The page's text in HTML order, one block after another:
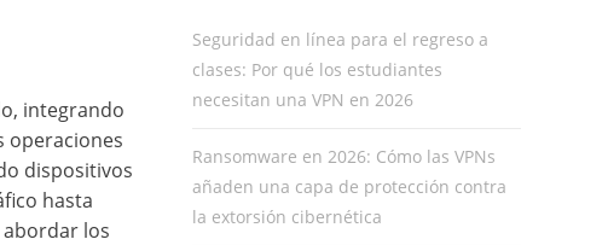
integrando
operaciones
dispositivos
hasta
los
Seguridad en línea para el regreso a
clases: Por qué los estudiantes
necesitan una VPN en 2026
Ransomware en 2026: Cómo las VPNs
añaden una capa de protección contra
la extorsión cibernética